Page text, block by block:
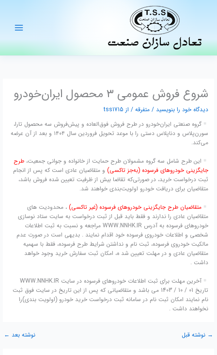
شروع فروش عمومی ۳ محصول ایران‌خودرو
دیدگاه‌ خود را بنویسید /متفرقه / از tss1715
گروه صنعتی ایران‌خودرو در طرح فروش فوق‌العاده و پیش‌فروش سه محصول تارا،
سورن‌پلاس و دناپلاس دستی را با موعد تحویل فروردین سال ۱۴۰۴ و بعد از آن عرضه
می‌کند.
این طرح شامل سه گروه مشمولان طرح حمایت از خانواده و جوانی جمعیت، طرح
جایگزینی خودروهای فرسوده (به‌جز تاکسی) و متقاضیان عادی است که پس از انجام
ثبت‌ درخواست خرید، در صورتی‌که تقاضا بیش از ظرفیت تعیین شده فروش باشد،
متقاضیان برای دریافت خودرو اولویت‌بندی خواهند شد.
متقاضيان طرح جايگزيني خودروهاي فرسوده (غير تاكسی)، محدودیت های
متقاضیان عادی را ندارند و فقط بايد قبل از ثبت درخواست به سايت ستاد نوسازي
خودروهاي فرسوده به آدرس WWW.NNHK.IR مراجعه و نسبت به ثبت اطلاعات
شخصي و اطلاعات خودروي فرسوده خود اقدام نمايند . بديهی است در صورت عدم
مالكيت خودروي فرسوده، ثبت نام و نداشتن شرايط طرح فرسوده، فقط با سهميه
متقاضيان عادي و در مهلت تعيين شد ه، امكان ثبت سفارش خريد وجود خواهد
داشت .
آخرين مهلت براي ثبت اطلاعات خودروهاي فرسوده در سايت WWW.NNHK.IR
تاريخ 01 / 10 / 1403 مي باشد و متقاضيانی كه پس از اين تاريخ در سايت فوق ثبت
نام نمايند امكان ثبت نام در سامانه ثبت درخواست خريد خودرو (اولويت بندی)را
نخواهند داشت .
→ نوشته قبل نوشته بعد ←